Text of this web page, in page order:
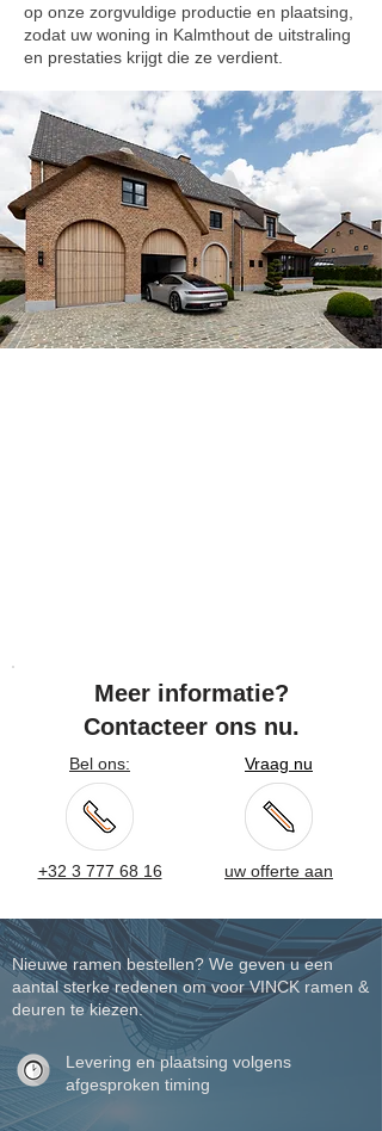
op onze zorgvuldige productie en plaatsing,
zodat uw woning in Kalmthout de uitstraling
en prestaties krijgt die ze verdient.
Meer informatie?
Contacteer ons nu.
Bel ons:
+32 3 777 68 16
Vraag nu
uw offerte aan
Nieuwe ramen bestellen? We geven u een
aantal sterke redenen om voor VINCK ramen &
deuren te kiezen.
Levering en plaatsing volgens
afgesproken timing